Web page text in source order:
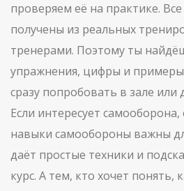
проверяем её на практике.
получены из реальных
тренерами. Поэтому ты
упражнения, цифры и
сразу попробовать в зале или
Если интересует
навыки самообороны важны
даёт простые техники и
курс. А тем, кто хочет понять,